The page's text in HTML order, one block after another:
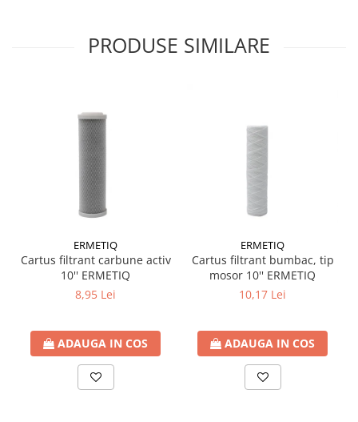
Calorifere decorative
Boilere electrice
Boilere termoelectrice
Accesorii Boilere Tesy
Puffere/Stocatoare de caldura
Puffer fara serpentina
Puffer 1 serpentina
Puffer 2 serpentine
Puffer cu serpentina pentru A.C.M.
Puffer pentru pompe de caldura
Aer conditionat
Aparate de Aer conditionat 9000
Aparate de Aer conditionat 12000
PRODUSE SIMILARE
ERMETIQ
Cartus filtrant carbune activ
10'' ERMETIQ
8,95 Lei
ADAUGA IN COS
ERMETIQ
Cartus filtrant bumbac, tip
mosor 10'' ERMETIQ
10,17 Lei
ADAUGA IN COS